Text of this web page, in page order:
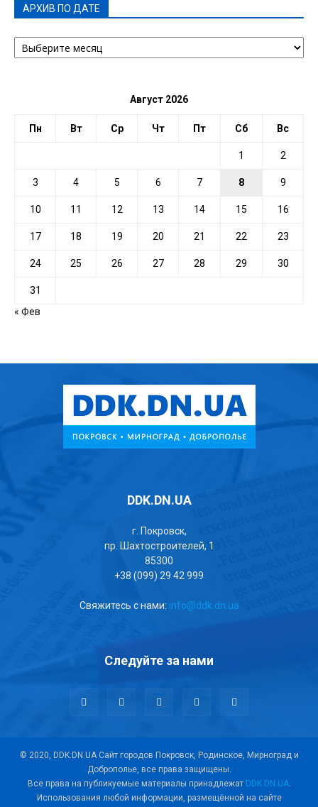
АРХИВ ПО ДАТЕ
АРХИВ
ПО
Август 2026
Пн Вт Ср Чт Пт Сб Вс
1 2
3 4 5 6 7 8 9
10 11 12 13 14 15 16
17 18 19 20 21 22 23
24 25 26 27 28 29 30
31
« Фев
DDK.DN.UA
г. Покровск,
пр. Шахтостроителей, 1
85300
+38 (099) 29 42 999
Свяжитесь с нами: info@ddk.dn.ua
Следуйте за нами
© 2020, DDK.DN.UA Сайт городов Покровск, Родинское, Мирноград и
Доброполье, все права защищены.
Все права на публикуемые материалы принадлежат DDK.DN.UA.
Использования любой информации, размещённой на сайте